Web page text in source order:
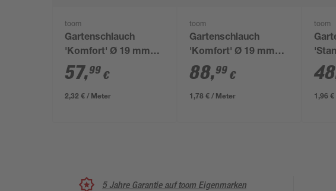
toom
Gartenschlauch
'Komfort' Ø 19 mm
(3/4") 25 m
57,99 €
2,32 € / Meter
toom
Gartenschlauch
'Komfort' Ø 19 mm
(3/4") 50 m
88,99 €
1,78 € / Meter
toom
Ø
48
1,96
5 Jahre Garantie auf toom Eigenmarken